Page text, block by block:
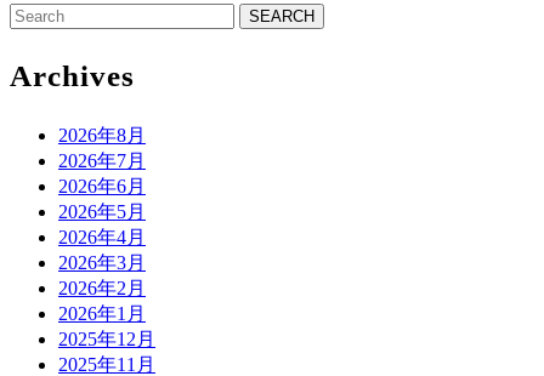
Search
for:
Archives
2026年8月
2026年7月
2026年6月
2026年5月
2026年4月
2026年3月
2026年2月
2026年1月
2025年12月
2025年11月